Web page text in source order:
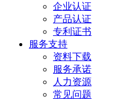
企业认证
产品认证
专利证书
服务支持
资料下载
服务承诺
人力资源
常见问题